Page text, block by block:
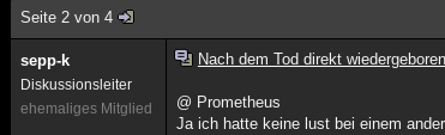
Seite 2 von 4
sepp-k
Diskussionsleiter
ehemaliges Mitglied
Nach dem Tod direkt
@ Prometheus
Ja ich hatte keine lust bei einem